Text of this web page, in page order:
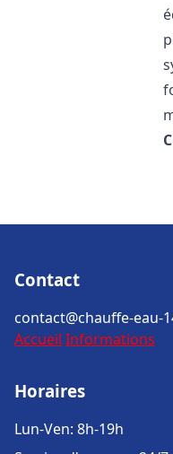
Contact
contact@chauffe-eau-
Accueil Informations
Horaires
Lun-Ven: 8h-19h